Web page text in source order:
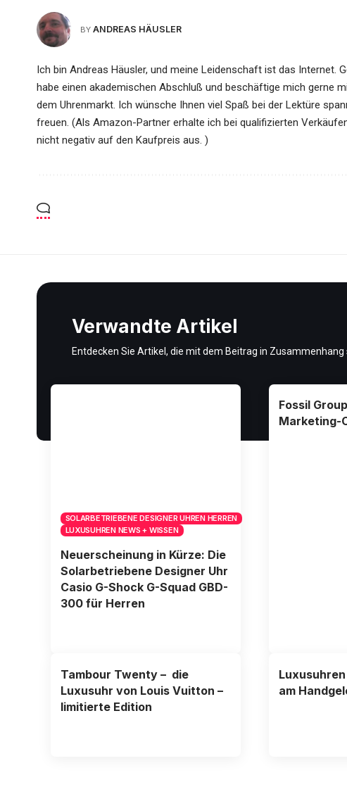
BY ANDREAS HÄUSLER
Ich bin Andreas Häusler, und meine Leidenschaft ist das Internet.
habe einen akademischen Abschluß und beschäftige mich gerne
dem Uhrenmarkt. Ich wünsche Ihnen viel Spaß bei der Lektüre
freuen. (Als Amazon-Partner erhalte ich bei qualifizierten
nicht negativ auf den Kaufpreis aus. )
Verwandte Artikel
Entdecken Sie Artikel, die mit dem Beitrag in Zusammenhang
SOLARBETRIEBENE DESIGNER UHREN HERREN
LUXUSUHREN NEWS + WISSEN
Neuerscheinung in Kürze: Die
Solarbetriebene Designer Uhr
Casio G-Shock G-Squad GBD-
300 für Herren
Fossil
Marketing-
Tambour Twenty – die
Luxusuhr von Louis Vuitton –
limitierte Edition
am